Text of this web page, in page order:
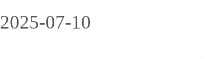
2025-07-10